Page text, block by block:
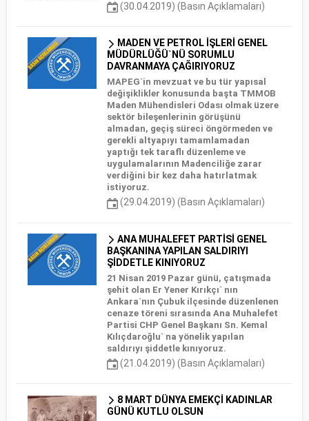
(30.04.2019) (Basın Açıklamaları)
MADEN VE PETROL İŞLERİ GENEL
MÜDÜRLÜĞÜ`NÜ SORUMLU
DAVRANMAYA ÇAĞIRIYORUZ
MAPEG`in mevzuat ve bu tür yapısal
değişiklikler konusunda başta TMMOB
Maden Mühendisleri Odası olmak üzere
sektör bileşenlerinin görüşünü
almadan, geçiş süreci öngörmeden ve
gerekli altyapıyı tamamlamadan
yaptığı tek taraflı düzenleme ve
uygulamalarının Madenciliğe zarar
verdiğini bir kez daha hatırlatmak
istiyoruz.
(29.04.2019) (Basın Açıklamaları)
ANA MUHALEFET PARTİSİ GENEL
BAŞKANINA YAPILAN SALDIRIYI
ŞİDDETLE KINIYORUZ
21 Nisan 2019 Pazar günü, çatışmada
şehit olan Er Yener Kırıkçı` nın
Ankara`nın Çubuk ilçesinde düzenlenen
cenaze töreni sırasında Ana Muhalefet
Partisi CHP Genel Başkanı Sn. Kemal
Kılıçdaroğlu` na yönelik yapılan
saldırıyı şiddetle kınıyoruz.
(21.04.2019) (Basın Açıklamaları)
8 MART DÜNYA EMEKÇİ KADINLAR
GÜNÜ KUTLU OLSUN